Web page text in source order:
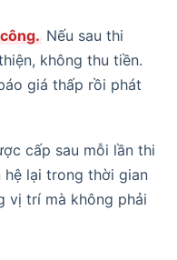
Nếu sau thi
không thu tiền.
giá thấp rồi phát
cấp sau mỗi lần thi
hệ lại trong thời gian
vị trí mà không phải